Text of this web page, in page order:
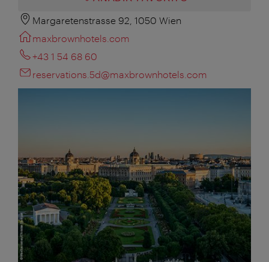
Margaretenstrasse 92, 1050 Wien
maxbrownhotels.com
+43 1 54 68 60
reservations.5d@maxbrownhotels.com